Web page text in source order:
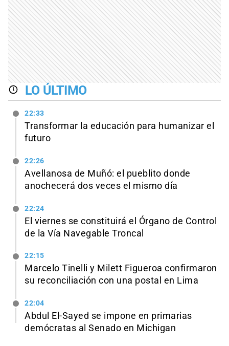
LO ÚLTIMO
22:33
Transformar la educación para humanizar el
futuro
22:26
Avellanosa de Muñó: el pueblito donde
anochecerá dos veces el mismo día
22:24
El viernes se constituirá el Órgano de Control
de la Vía Navegable Troncal
22:15
Marcelo Tinelli y Milett Figueroa confirmaron
su reconciliación con una postal en Lima
22:04
Abdul El-Sayed se impone en primarias
demócratas al Senado en Michigan